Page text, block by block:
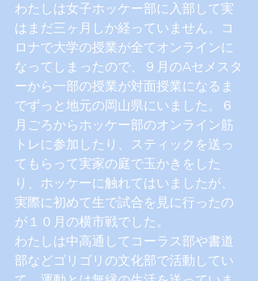
わたしは女子ホッケー部に入部して実
はまだ三ヶ月しか経っていません。コ
ロナで大学の授業が全てオンラインに
なってしまったので、９月のAセメスタ
ーから一部の授業が対面授業になるま
でずっと地元の岡山県にいました。６
月ごろからホッケー部のオンライン筋
トレに参加したり、スティックを送っ
てもらって実家の庭で玉かきをした
り、ホッケーに触れてはいましたが、
実際に初めて生で試合を見に行ったの
が１０月の横市戦でした。
わたしは中高通してコーラス部や書道
部などゴリゴリの文化部で活動してい